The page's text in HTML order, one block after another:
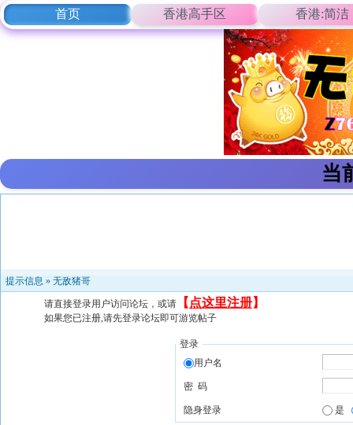
首页 香港高手区 香港:简洁
当
提示信息 » 无敌猪哥
请直接登录用户访问论坛，或请 【 点这里注册】
如果您已注册,请先登录论坛即可游览帖子
登录
用户名
密 码
隐身登录 是